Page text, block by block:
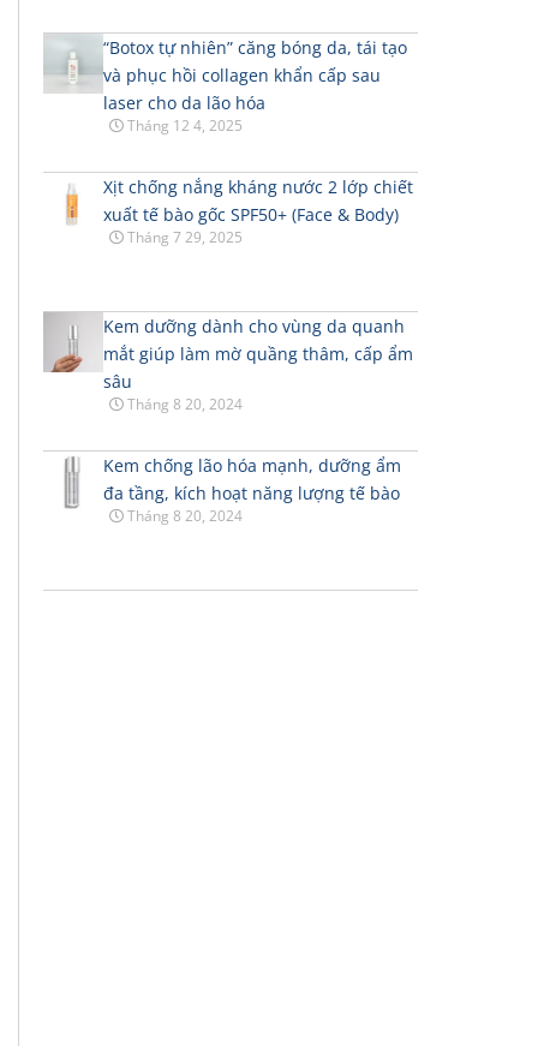
“Botox tự nhiên” căng bóng da, tái tạo
và phục hồi collagen khẩn cấp sau
laser cho da lão hóa
Tháng 12 4, 2025
Xịt chống nắng kháng nước 2 lớp chiết
xuất tế bào gốc SPF50+ (Face & Body)
Tháng 7 29, 2025
Kem dưỡng dành cho vùng da quanh
mắt giúp làm mờ quầng thâm, cấp ẩm
sâu
Tháng 8 20, 2024
Kem chống lão hóa mạnh, dưỡng ẩm
đa tầng, kích hoạt năng lượng tế bào
Tháng 8 20, 2024